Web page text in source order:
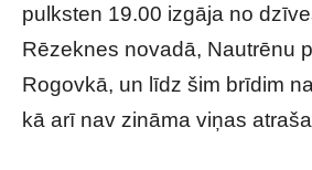
pulksten 19.00 izgāja no
Rēzeknes novadā, Nautrēnu
Rogovkā, un līdz šim brīdim
kā arī nav zināma viņas